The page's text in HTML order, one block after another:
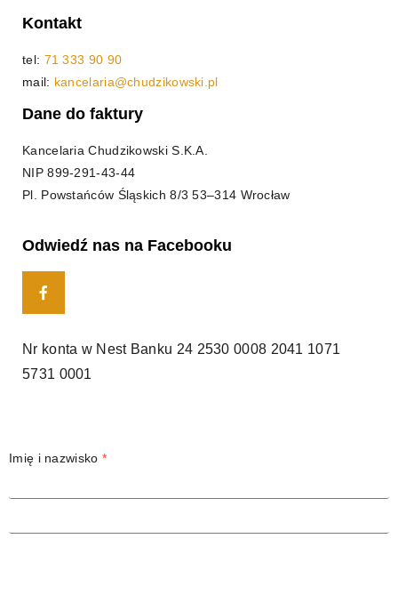
Kontakt
tel: 71 333 90 90
mail: kancelaria@chudzikowski.pl
Dane do faktury
Kancelaria Chudzikowski S.K.A.
NIP899-291-43-44
Pl. Powstańców Śląskich 8/3 53–314 Wrocław
Odwiedź nas na Facebooku
Nr konta w Nest Banku 24 2530 0008 2041 1071
5731 0001
Imię i nazwisko *